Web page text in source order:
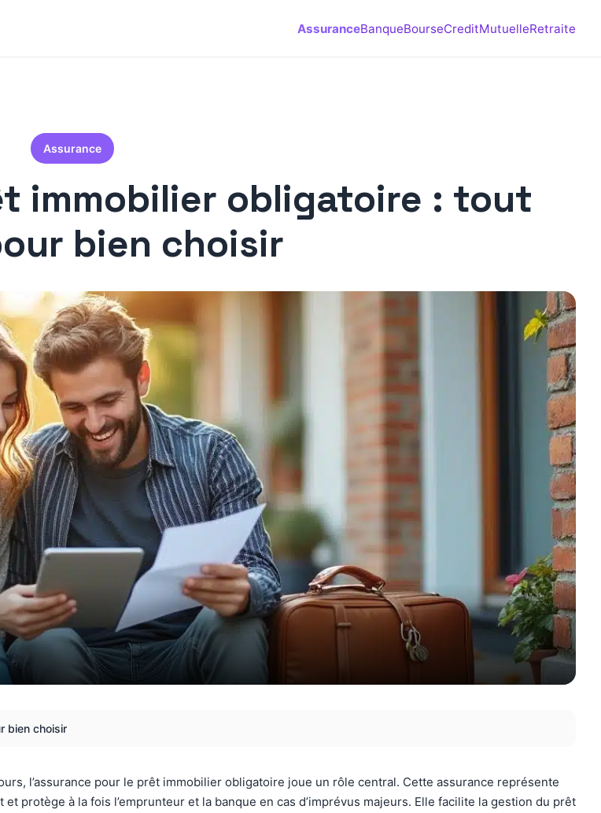
AssuranceBanqueBourseCreditMutuelleRetraite
Assurance
immobilier obligatoire : tout
bien choisir
bien choisir
l’assurance pour le prêt immobilier obligatoire joue un rôle central. Cette assurance représente
protège à la fois l’emprunteur et la banque en cas d’imprévus majeurs. Elle facilite la gestion du prêt